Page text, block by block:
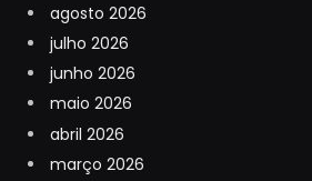
agosto 2026
julho 2026
junho 2026
maio 2026
abril 2026
março 2026